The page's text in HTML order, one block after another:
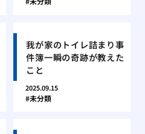
我が家のトイレ詰まり事
件簿一瞬の奇跡が教えた
こと
2025.09.15
未分類